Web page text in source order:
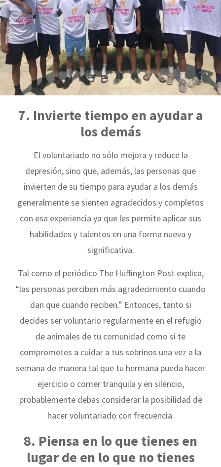
7. Invierte tiempo en ayudar a
los demás
El voluntariado no sólo mejora y reduce la
depresión, sino que, además, las personas que
invierten de su tiempo para ayudar a los demás
generalmente se sienten agradecidos y completos
con esa experiencia ya que les permite aplicar sus
habilidades y talentos en una forma nueva y
significativa.
Tal como el periódico The Huffington Post explica,
“las personas perciben más agradecimiento cuando
dan que cuando reciben.” Entonces, tanto si
decides ser voluntario regularmente en el refugio
de animales de tu comunidad como si te
comprometes a cuidar a tus sobrinos una vez a la
semana de manera tal que tu hermana pueda hacer
ejercicio o comer tranquila y en silencio,
probablemente debas considerar la posibilidad de
hacer voluntariado con frecuencia.
8. Piensa en lo que tienes en
lugar de en lo que no tienes